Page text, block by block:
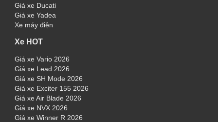
Giá xe Ducati
Giá xe Yadea
Xe máy điện
Xe HOT
Giá xe Vario 2026
Giá xe Lead 2026
Giá xe SH Mode 2026
Giá xe Exciter 155 2026
Giá xe Air Blade 2026
Giá xe NVX 2026
Giá xe Winner R 2026